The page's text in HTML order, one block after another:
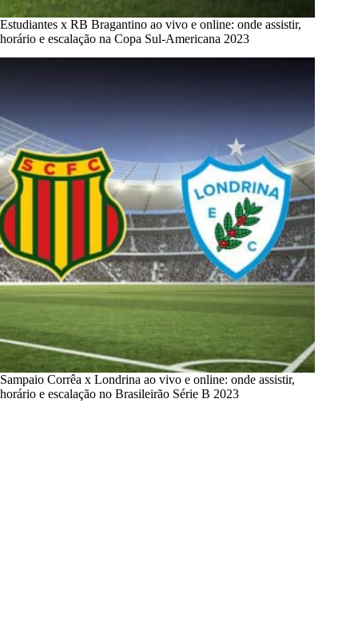
Estudiantes x RB Bragantino ao vivo e online: onde assistir,
horário e escalação na Copa Sul-Americana 2023
Sampaio Corrêa x Londrina ao vivo e online: onde assistir,
horário e escalação no Brasileirão Série B 2023